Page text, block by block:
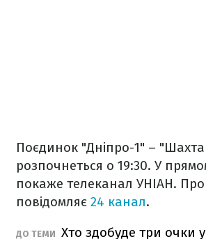
Поєдинок "Дніпро-1" –
розпочнеться о 19:30. У
покаже телеканал УНІАН.
повідомляє 24 канал.
ДО ТЕМИ Хто здобуде три очки